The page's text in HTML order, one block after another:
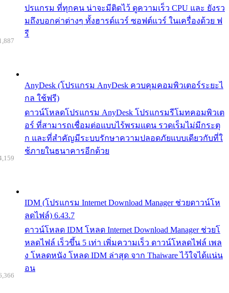
ปรแกรม ที่ทุกคน น่าจะมีติดไว้ ดูความเร็ว CPU และ ยังรว
มถึงบอกค่าต่างๆ ทั้งฮารด์แวร์ ซอฟต์แวร์ ในเครื่องด้วย ฟ
รี
AnyDesk (โปรแกรม AnyDesk ควบคุมคอมพิวเตอร์ระยะไ
กล ใช้ฟรี)
ดาวน์โหลดโปรแกรม AnyDesk โปรแกรมรีโมทคอมพิวเต
อร์ ที่สามารถเชื่อมต่อแบบไร้พรมแดน รวดเร็มไม่มีกระตุ
ก และที่สำคัญมีระบบรักษาความปลอดภัยแบบเดียวกับที่ใ
ช้ภายในธนาคารอีกด้วย
IDM (โปรแกรม Internet Download Manager ช่วยดาวน์โห
ลดไฟล์) 6.43.7
ดาวน์โหลด IDM โหลด Internet Download Manager ช่วยโ
หลดไฟล์ เร็วขึ้น 5 เท่า เพิ่มความเร็ว ดาวน์โหลดไฟล์ เพล
ง โหลดหนัง โหลด IDM ล่าสุด จาก Thaiware ไว้ใจได้แน่น
อน